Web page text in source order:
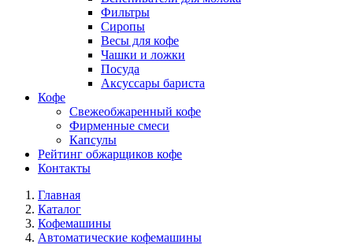
Фильтры
Сиропы
Весы для кофе
Чашки и ложки
Посуда
Аксуссары бариста
Кофе
Свежеобжаренный кофе
Фирменные смеси
Капсулы
Рейтинг обжарщиков кофе
Контакты
Главная
Каталог
Кофемашины
Автоматические кофемашины